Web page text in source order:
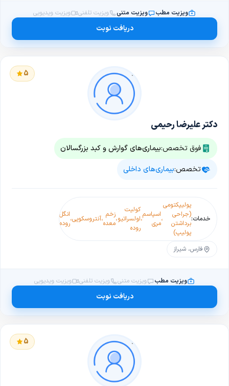
ویزیت مطب ویزیت متنی ویزیت تلفنی ویزیت ویدیویی
دریافت نوبت
5
دکتر علیرضا رحیمی
فوق تخصص:بیماری‌های گوارش و کبد بزرگسالان
تخصص:بیماری‌های داخلی
خدمات:
پولیپکتومی
(جراحی
برداشتن
پولیپ)
،اسپاسم
مری
،
کولیت
اولسراتیو
روده
،زخم
معده،آنتروسکوپی،انگل
روده
فارس، شیراز
ویزیت مطب ویزیت متنی ویزیت تلفنی ویزیت ویدیویی
دریافت نوبت
5